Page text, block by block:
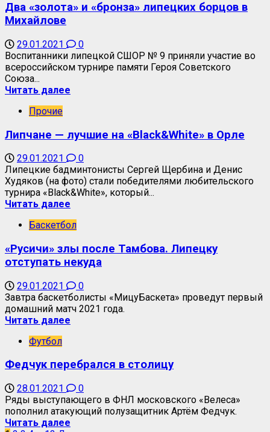
Два «золота» и «бронза» липецких борцов в
Михайлове
29.01.2021
0
Воспитанники липецкой СШОР № 9 приняли участие во
всероссийском турнире памяти Героя Советского
Союза...
Читать далее
Прочие
Липчане — лучшие на «Black&White» в Орле
29.01.2021
0
Липецкие бадминтонисты Сергей Щербина и Денис
Худяков (на фото) стали победителями любительского
турнира «Black&White», который...
Читать далее
Баскетбол
«Русичи» злы после Тамбова. Липецку
отступать некуда
29.01.2021
0
Завтра баскетболисты «МицуБаскета» проведут первый
домашний матч 2021 года.
Читать далее
Футбол
Федчук перебрался в столицу
28.01.2021
0
Ряды выступающего в ФНЛ московского «Велеса»
пополнил атакующий полузащитник Артём Федчук.
Читать далее